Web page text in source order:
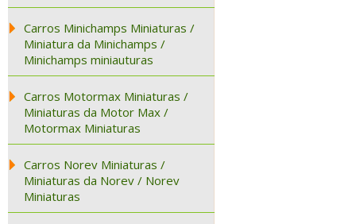
Carros Minichamps Miniaturas /
Miniatura da Minichamps /
Minichamps miniauturas
Carros Motormax Miniaturas /
Miniaturas da Motor Max /
Motormax Miniaturas
Carros Norev Miniaturas /
Miniaturas da Norev / Norev
Miniaturas